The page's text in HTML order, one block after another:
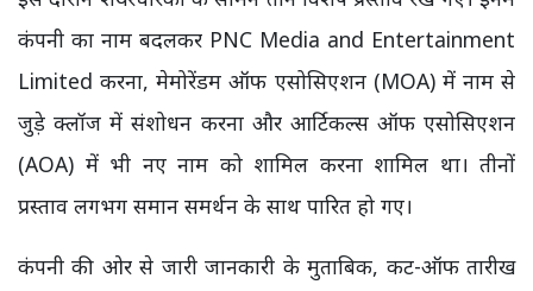
कंपनी का नाम बदलकर PNC Media and Entertainment
Limited करना, मेमोरेंडम ऑफ एसोसिएशन (MOA) में नाम से
जुड़े क्लॉज में संशोधन करना और आर्टिकल्स ऑफ एसोसिएशन
(AOA) में भी नए नाम को शामिल करना शामिल था। तीनों
प्रस्ताव लगभग समान समर्थन के साथ पारित हो गए।
कंपनी की ओर से जारी जानकारी के मुताबिक, कट-ऑफ तारीख